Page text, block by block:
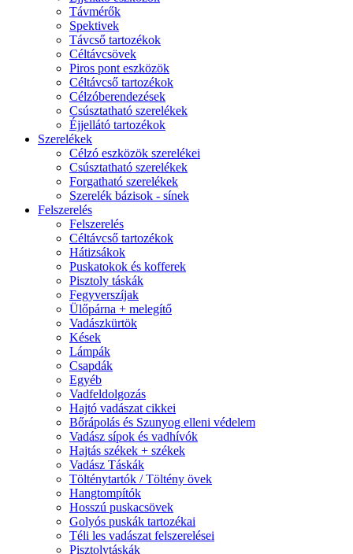
Távmérők
Spektivek
Távcső tartozékok
Céltávcsövek
Piros pont eszközök
Céltávcső tartozékok
Célzóberendezések
Csúsztatható szerelékek
Éjjellátó tartozékok
Szerelékek
Célzó eszközök szerelékei
Csúsztatható szerelékek
Forgatható szerelékek
Szerelék bázisok - sínek
Felszerelés
Felszerelés
Céltávcső tartozékok
Hátizsákok
Puskatokok és kofferek
Pisztoly táskák
Fegyverszíjak
Ülőpárna + melegítő
Vadászkürtök
Kések
Lámpák
Csapdák
Egyéb
Vadfeldolgozás
Hajtó vadászat cikkei
Bőrápolás és Szunyog elleni védelem
Vadász sípok és vadhívók
Hajtás székek + székek
Vadász Táskák
Tölténytartók / Töltény övek
Hangtompítók
Hosszú puskacsövek
Golyós puskák tartozékai
Téli les vadászat felszerelései
Pisztolytáskák